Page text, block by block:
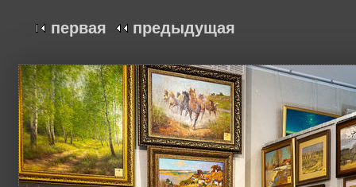
первая предыдущая